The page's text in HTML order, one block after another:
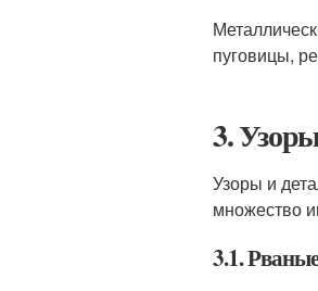
пуговицы,
3.
Узоры и
множество
3.1.